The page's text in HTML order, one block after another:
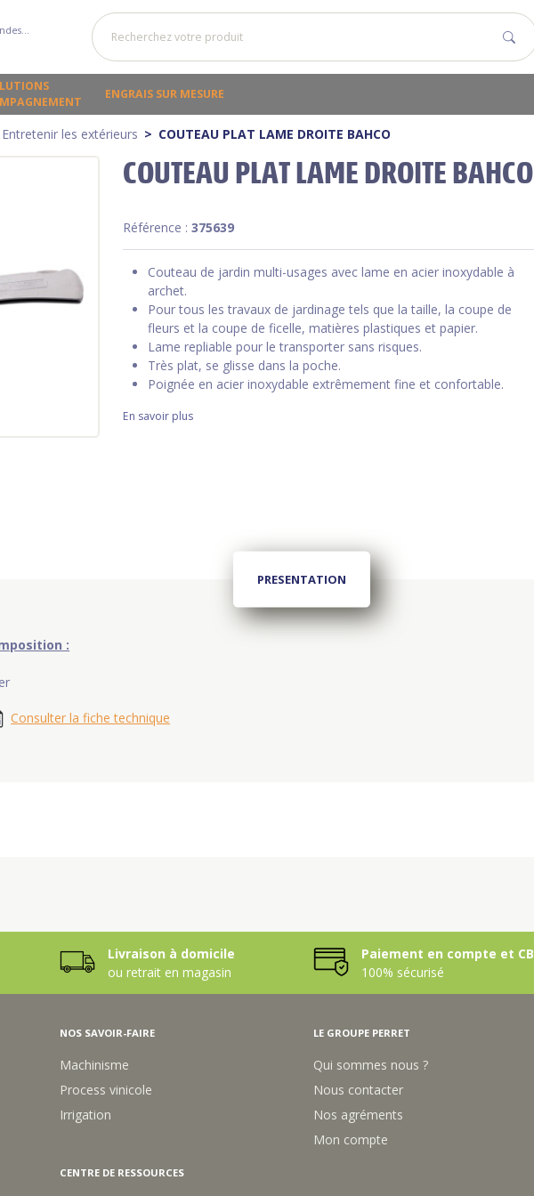
ENGRAIS SUR MESURE
Entretenir les extérieurs COUTEAU PLAT LAME DROITE BAHCO
COUTEAU PLAT LAME DROITE BAHCO
Référence :375639
Couteau de jardin multi-usages avec lame en acier inoxydable à
archet.
Pour tous les travaux de jardinage tels que la taille, la coupe de
fleurs et la coupe de ficelle, matières plastiques et papier.
Lame repliable pour le transporter sans risques.
Très plat, se glisse dans la poche.
Poignée en acier inoxydable extrêmement fine et confortable.
En savoir plus
PRESENTATION
:
Consulter la fiche technique
Livraison à domicile
ou retrait en magasin
Paiement en compte et CB
100% sécurisé
NOS SAVOIR-FAIRE
Machinisme
Process vinicole
Irrigation
CENTRE DE RESSOURCES
LE GROUPE PERRET
Qui sommes nous ?
Nous contacter
Nos agréments
Mon compte